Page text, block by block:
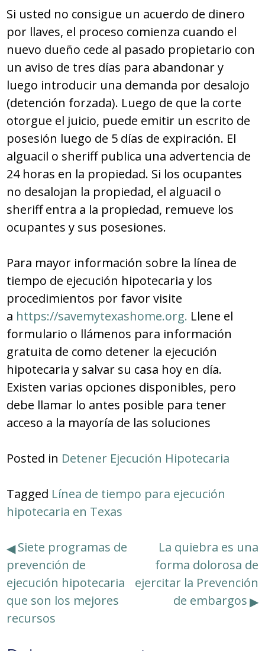
Si usted no consigue un acuerdo de dinero
por llaves, el proceso comienza cuando el
nuevo dueño cede al pasado propietario con
un aviso de tres días para abandonar y
luego introducir una demanda por desalojo
(detención forzada). Luego de que la corte
otorgue el juicio, puede emitir un escrito de
posesión luego de 5 días de expiración. El
alguacil o sheriff publica una advertencia de
24 horas en la propiedad. Si los ocupantes
no desalojan la propiedad, el alguacil o
sheriff entra a la propiedad, remueve los
ocupantes y sus posesiones.
Para mayor información sobre la línea de
tiempo de ejecución hipotecaria y los
procedimientos por favor visite
a https://savemytexashome.org. Llene el
formulario o llámenos para información
gratuita de como detener la ejecución
hipotecaria y salvar su casa hoy en día.
Existen varias opciones disponibles, pero
debe llamar lo antes posible para tener
acceso a la mayoría de las soluciones
Posted in Detener Ejecución Hipotecaria
Tagged Línea de tiempo para ejecución
hipotecaria en Texas
Navegación
de
entradas
Siete programas de
prevención de
ejecución hipotecaria
que son los mejores
recursos
La quiebra es una
forma dolorosa de
ejercitar la Prevención
de embargos